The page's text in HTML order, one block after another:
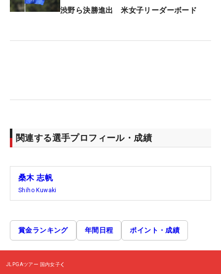
渋野ら決勝進出 米女子リーダーボード
関連する選手プロフィール・成績
桑木 志帆
Shiho Kuwaki
賞金ランキング 年間日程 ポイント・成績
JLPGAツアー 国内女子